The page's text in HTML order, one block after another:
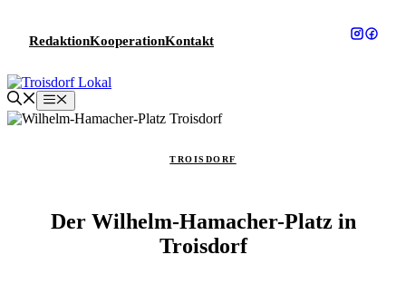
springen
RedaktionKooperationKontakt
Menü
TROISDORF
Der Wilhelm-Hamacher-Platz in
Troisdorf